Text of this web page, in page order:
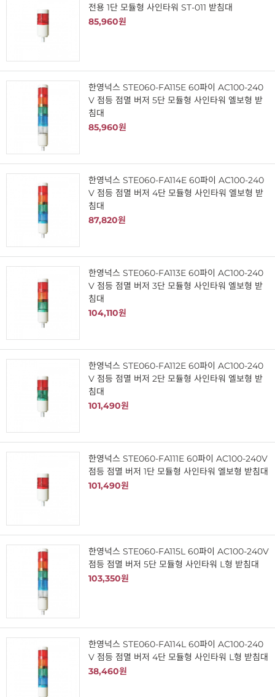
전용 1단 모듈형 사인타워 ST-011 받침대
85,960원
한영넉스 STE060-FA115E 60파이 AC100-240
V 점등 점멸 버저 5단 모듈형 사인타워 엘보형 받
침대
85,960원
한영넉스 STE060-FA114E 60파이 AC100-240
V 점등 점멸 버저 4단 모듈형 사인타워 엘보형 받
침대
87,820원
한영넉스 STE060-FA113E 60파이 AC100-240
V 점등 점멸 버저 3단 모듈형 사인타워 엘보형 받
침대
104,110원
한영넉스 STE060-FA112E 60파이 AC100-240
V 점등 점멸 버저 2단 모듈형 사인타워 엘보형 받
침대
101,490원
한영넉스 STE060-FA111E 60파이 AC100-240V
점등 점멸 버저 1단 모듈형 사인타워 엘보형 받침대
101,490원
한영넉스 STE060-FA115L 60파이 AC100-240V
점등 점멸 버저 5단 모듈형 사인타워 L형 받침대
103,350원
한영넉스 STE060-FA114L 60파이 AC100-240
V 점등 점멸 버저 4단 모듈형 사인타워 L형 받침대
38,460원